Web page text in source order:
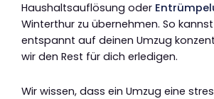
Haushaltsauflösung oder
Winterthur zu übernehmen. So
entspannt auf deinen Umzug
wir den Rest für dich erledigen.
Wir wissen, dass ein Umzug eine